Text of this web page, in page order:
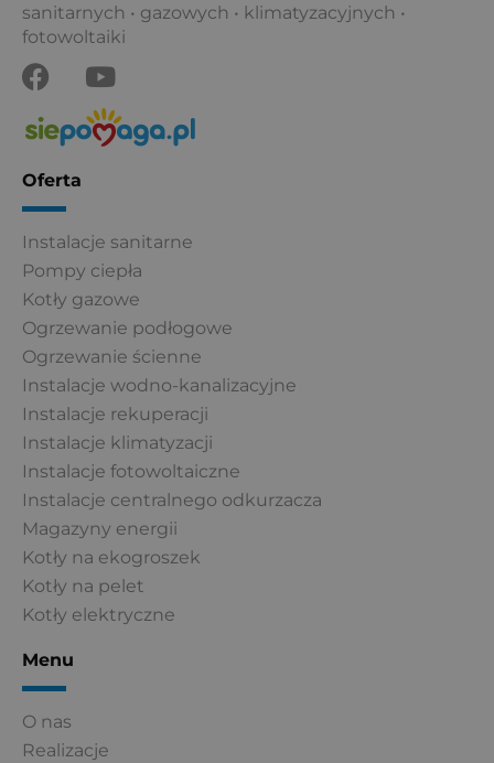
sanitarnych • gazowych • klimatyzacyjnych •
fotowoltaiki
F
a
c
e
b
o
k
Y
o
u
t
Oferta
Instalacje sanitarne
Pompy ciepła
Kotły gazowe
Ogrzewanie podłogowe
Ogrzewanie ścienne
Instalacje wodno-kanalizacyjne
Instalacje rekuperacji
Instalacje klimatyzacji
Instalacje fotowoltaiczne
Instalacje centralnego odkurzacza
Magazyny energii
Kotły na ekogroszek
Kotły na pelet
Kotły elektryczne
Menu
O nas
Realizacje